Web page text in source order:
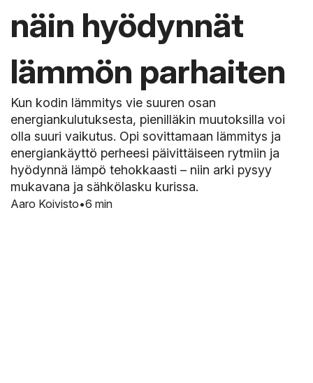
näin hyödynnät
lämmön parhaiten
6 min
Kun kodin lämmitys vie suuren osan
energiankulutuksesta, pienilläkin muutoksilla voi
olla suuri vaikutus. Opi sovittamaan lämmitys ja
energiankäyttö perheesi päivittäiseen rytmiin ja
hyödynnä lämpö tehokkaasti – niin arki pysyy
mukavana ja sähkölasku kurissa.
Aaro Koivisto